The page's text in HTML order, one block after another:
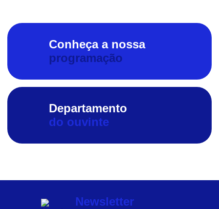
Conheça a nossa
programação
Departamento
do ouvinte
Newsletter